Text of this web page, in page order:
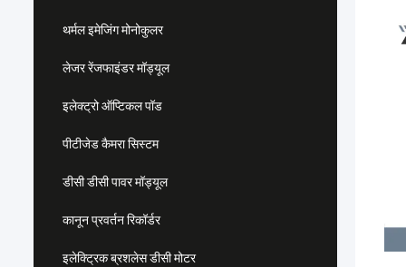
थर्मल इमेजिंग मोनोकुलर
लेजर रेंजफाइंडर मॉड्यूल
इलेक्ट्रो ऑप्टिकल पॉड
पीटीजेड कैमरा सिस्टम
डीसी डीसी पावर मॉड्यूल
कानून प्रवर्तन रिकॉर्डर
इलेक्ट्रिक ब्रशलेस डीसी मोटर